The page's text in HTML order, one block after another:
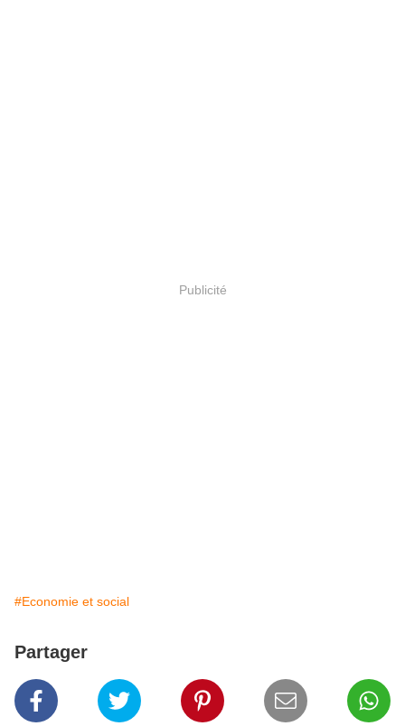
Publicité
#Economie et social
Partager